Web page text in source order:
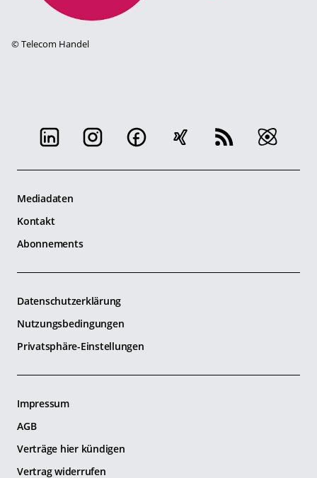
©Telecom Handel
Mediadaten
Kontakt
Abonnements
Datenschutzerklärung
Nutzungsbedingungen
Privatsphäre-Einstellungen
Impressum
AGB
Verträge hier kündigen
Vertrag widerrufen